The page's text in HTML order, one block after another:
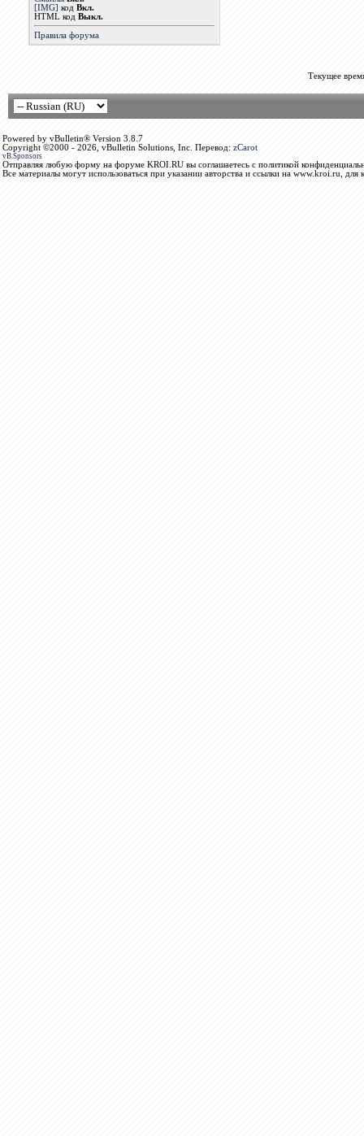
[IMG] код Вкл.
HTML код Выкл.
Правила форума
Текущее
Powered by vBulletin® Version 3.8.7
Copyright ©2000 - 2026, vBulletin Solutions, Inc. Перевод: zCarot
vB.Sponsors
Отправляя любую форму на форуме KROI.RU вы соглашаетесь с политикой
Все материалы могут использоваться при указании авторства и ссылки на www.kroi.ru, для